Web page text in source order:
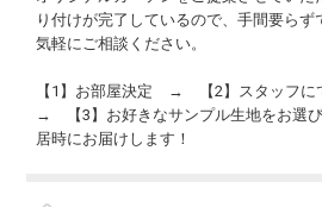
り付けが完了しているので、手間要らず
気軽にご相談ください。
【1】お部屋決定 → 【2】スタッフに
→ 【3】お好きなサンプル生地をお
居時にお届けします！